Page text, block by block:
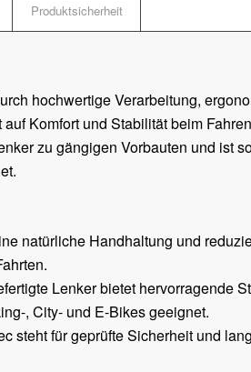
Produktsicherheit
hochwertige Verarbeitung,
Komfort und Stabilität beim
zu gängigen Vorbauten und ist
natürliche Handhaltung und
Lenker bietet hervorragende
, City- und E-Bikes geeignet.
steht für geprüfte Sicherheit und